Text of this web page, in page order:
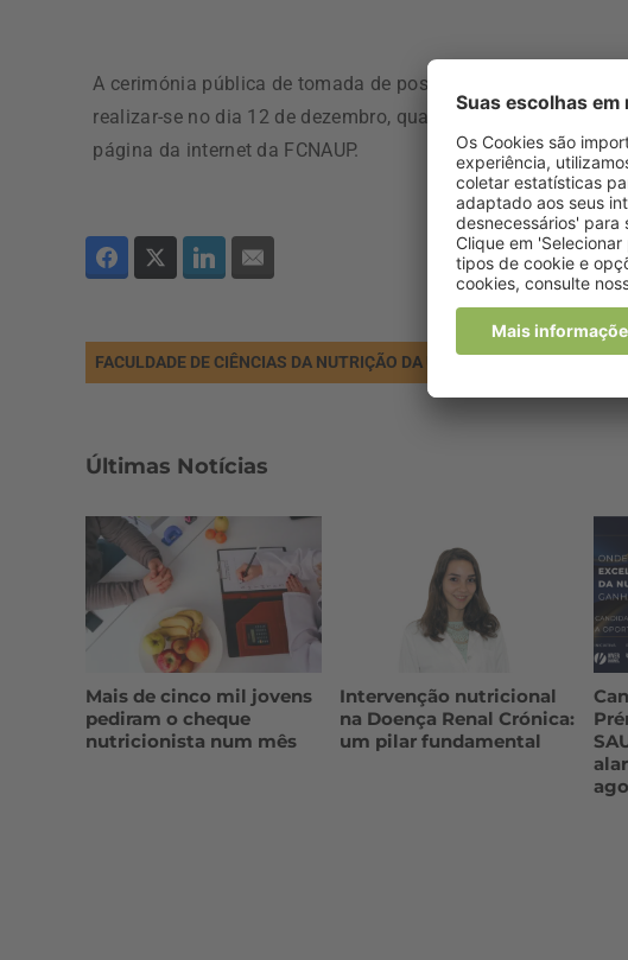
A cerimónia pública de tomada de posse do diretor da
realizar-se no dia 12 de dezembro, quarta-feira, pelas
página da internet da FCNAUP.
FACULDADE DE CIÊNCIAS DA NUTRIÇÃO DA UNIVERSIDADE DO PORTO
Últimas Notícias
Mais de cinco mil jovens
pediram o cheque
nutricionista num mês
Intervenção nutricional
na Doença Renal Crónica:
um pilar fundamental